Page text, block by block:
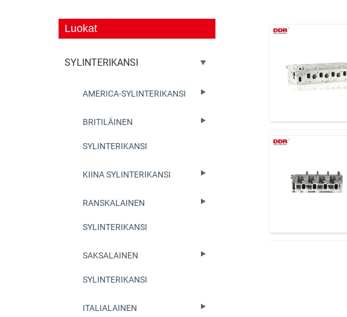
Luokat
SYLINTERIKANSI
AMERICA-SYLINTERIKANSI
BRITILÄINEN
SYLINTERIKANSI
KIINA SYLINTERIKANSI
RANSKALAINEN
SYLINTERIKANSI
SAKSALAINEN
SYLINTERIKANSI
ITALIALAINEN